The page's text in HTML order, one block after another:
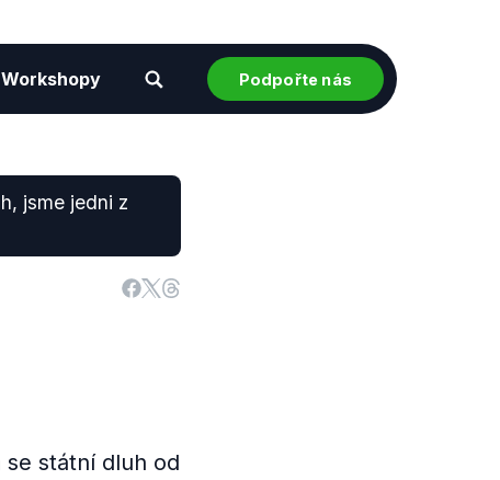
Workshopy Podpořte nás
jsme jedni z
státní dluh od